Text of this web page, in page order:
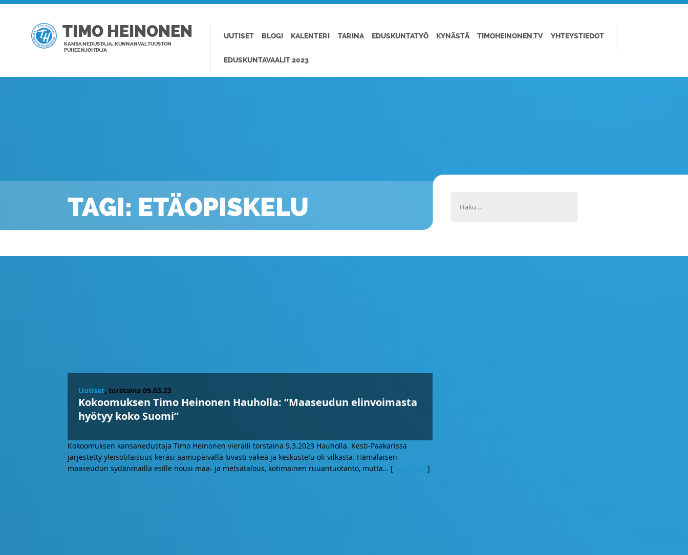
TIMO HEINONEN
KANSANEDUSTAJA, KUNNANVALTUUSTON
PUHEENJOHTAJA
UUTISET BLOGI KALENTERI TARINA EDUSKUNTATYÖ KYNÄSTÄ TIMOHEINONEN.TV YHTEYSTIEDOT
EDUSKUNTAVAALIT 2023
TAGI: ETÄOPISKELU
Uutiset, torstaina 09.03.23
Kokoomuksen Timo Heinonen Hauholla: ”Maaseudun elinvoimasta
hyötyy koko Suomi”
Kokoomuksen kansanedustaja Timo Heinonen vieraili torstaina 9.3.2023 Hauholla. Kesti-Paakarissa
järjestetty yleisötilaisuus keräsi aamupäivällä kivasti väkeä ja keskustelu oli vilkasta. Hämäläisen
maaseudun sydänmailla esille nousi maa- ja metsätalous, kotimainen ruuantuotanto, mutta… [ ]